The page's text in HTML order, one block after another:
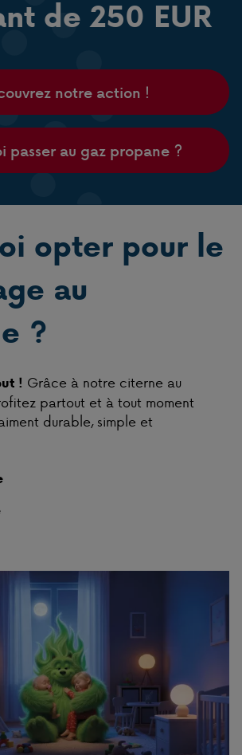
de 250 EUR
notre action !
passer au gaz propane ?
opter pour le
au
?
! Grâce à notre citerne au
partout et à tout moment
durable, simple et